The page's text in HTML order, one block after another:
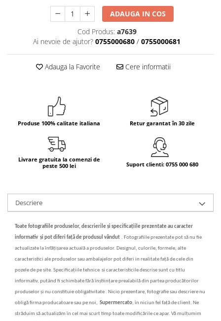
Sucuri si bauturi racoritoare
Panettone cozonac italian,
Pandoro si Balocco
Produse fara gluten
Produse de patiserie
ADAUGA IN COS
Cod Produs: a7639
Ai nevoie de ajutor? 0755000680 / 0755000681
Adauga la Favorite Cere informatii
Produse 100% calitate italiana Retur garantat în 30 zile
Livrare gratuita la comenzi de
peste 500 lei
Suport clienti: 0755 000 680
Descriere
Toate fotografiile produselor, descrierileși specificațiileprezentate au caracter
informativ și pot diferi fațăde produsul vândut . Fotografiile prezentate pot sănu fie
actualizate la înfățișarea actual ăa produselor. Designul, culorile, formele, alte
caracteristici ale produselor sau ambalajelor pot diferi in realitate fațăde cele din
pozele de pe site. Specificațiile tehnice si caracteristicile descrise sunt cu titlu
informativ, putând fi schimbate fărăînștiințare prealabil ădin partea producătorilor
produselorși nu constituie obligativitate . Nicio prezentare, fotografie sau descriere nu
obligăfirma producatoare sau pe noi, Supermercato, în niciun fel fațăde client. Ne
străduim să actualizăm în cel mai scurt timp toate modificările ce apar. Vă mulțumim